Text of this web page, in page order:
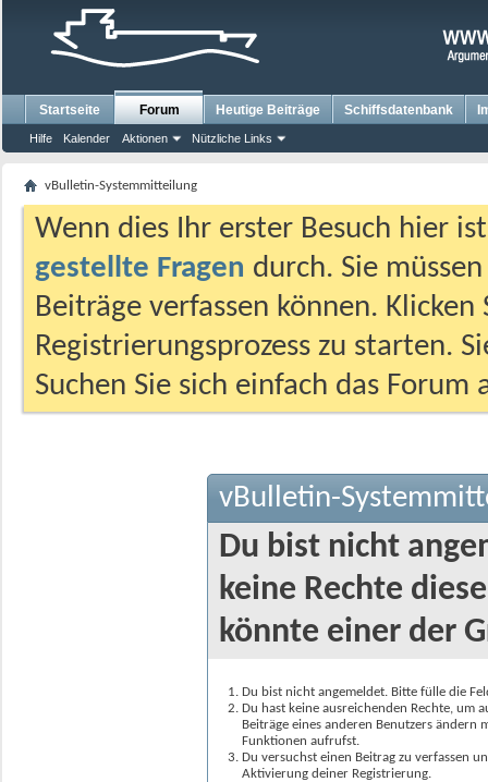
Startseite Forum
Hilfe Kalender Aktionen Nützliche Links
Heutige Beiträge Schiffsdatenbank
vBulletin-Systemmitteilung
Wenn dies Ihr erster Besuch hier
gestellte Fragen durch. Sie
Beiträge verfassen können.
Registrierungsprozess zu starten.
Suchen Sie sich einfach das
vBulletin-
Du bist nicht
keine Rechte
könnte einer der
Du bist nicht angemeldet. Bitte fülle die
Du hast keine ausreichenden Rechte, um
Beiträge eines anderen Benutzers
Funktionen aufrufst.
Du versuchst einen Beitrag zu verfassen
Aktivierung deiner Registrierung.